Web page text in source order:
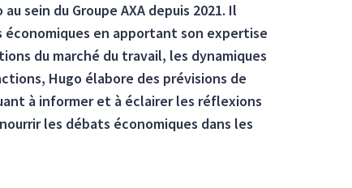
sein du Groupe AXA depuis 2021. Il
économiques en apportant son expertise
du marché du travail, les dynamiques
Hugo élabore des prévisions de
à informer et à éclairer les réflexions
les débats économiques dans les